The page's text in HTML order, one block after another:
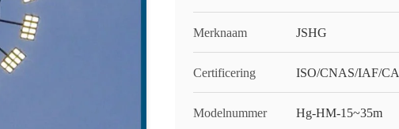
Merknaam JSHG
Certificering ISO/CNAS/IAF/CA
Modelnummer Hg-HM-15~35m